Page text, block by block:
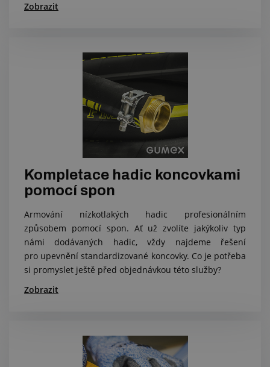
Zobrazit
Kompletace hadic koncovkami
pomocí spon
Armování nízkotlakých hadic profesionálním
způsobem pomocí spon. Ať už zvolíte jakýkoliv typ
námi dodávaných hadic, vždy najdeme řešení
pro upevnění standardizované koncovky. Co je potřeba
si promyslet ještě před objednávkou této služby?
Zobrazit